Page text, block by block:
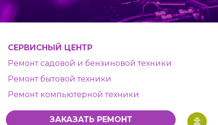
СЕРВИСНЫЙ ЦЕНТР
Ремонт садовой и бензиновой техники
Ремонт бытовой техники
Ремонт компьютерной техники
ЗАКАЗАТЬ РЕМОНТ